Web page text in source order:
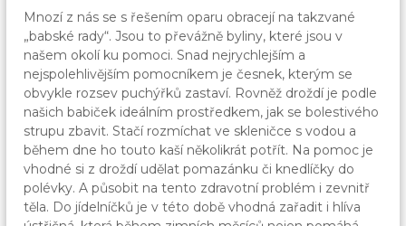
Mnozí z nás se s řešením oparu obracejí na takzvané
„babské rady“. Jsou to převážně byliny, které jsou v
našem okolí ku pomoci. Snad nejrychlejším a
nejspolehlivějším pomocníkem je česnek, kterým se
obvykle rozsev puchýřků zastaví. Rovněž droždí je podle
našich babiček ideálním prostředkem, jak se bolestivého
strupu zbavit. Stačí rozmíchat ve skleničce s vodou a
během dne ho touto kaší několikrát potřít. Na pomoc je
vhodné si z droždí udělat pomazánku či knedlíčky do
polévky. A působit na tento zdravotní problém i zevnitř
těla. Do jídelníčků je v této době vhodná zařadit i hlíva